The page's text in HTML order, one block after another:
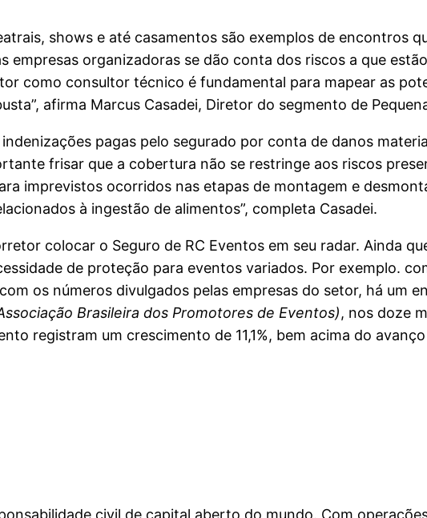
shows e até casamentos são exemplos de encontros
empresas organizadoras se dão conta dos riscos a que
como consultor técnico é fundamental para mapear as
afirma Marcus Casadei, Diretor do segmento de
pagas pelo segurado por conta de danos
frisar que a cobertura não se restringe aos riscos
imprevistos ocorridos nas etapas de montagem e
à ingestão de alimentos”, completa Casadei.
colocar o Seguro de RC Eventos em seu radar. Ainda
de proteção para eventos variados. Por exemplo.
os números divulgados pelas empresas do setor, há um
Brasileira dos Promotores de Eventos), nos doze
registram um crescimento de 11,1%, bem acima do
civil de capital aberto do mundo. Com